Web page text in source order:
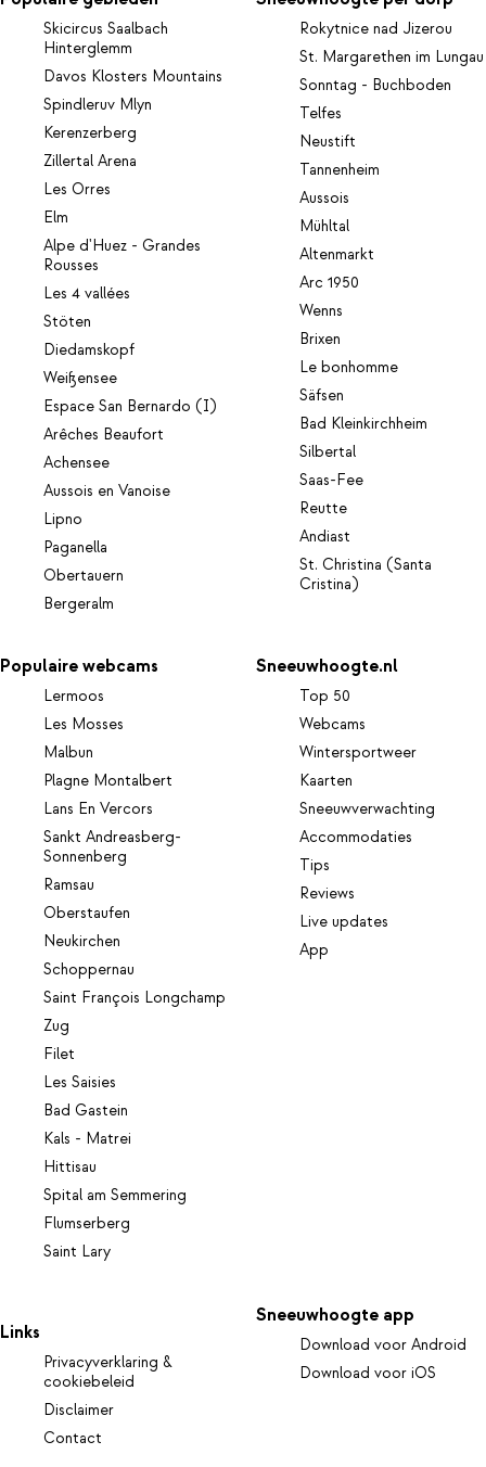
Skicircus Saalbach
Hinterglemm
Davos Klosters Mountains
Spindleruv Mlyn
Kerenzerberg
Zillertal Arena
Les Orres
Elm
Alpe d'Huez - Grandes
Rousses
Les 4 vallées
Stöten
Diedamskopf
Weißensee
Espace San Bernardo (I)
Arêches Beaufort
Achensee
Aussois en Vanoise
Lipno
Paganella
Obertauern
Bergeralm
Rokytnice nad Jizerou
St. Margarethen im Lungau
Sonntag - Buchboden
Telfes
Neustift
Tannenheim
Aussois
Mühltal
Altenmarkt
Arc 1950
Wenns
Brixen
Le bonhomme
Säfsen
Bad Kleinkirchheim
Silbertal
Saas-Fee
Reutte
Andiast
St. Christina (Santa
Cristina)
Populaire webcams
Lermoos
Les Mosses
Malbun
Plagne Montalbert
Lans En Vercors
Sankt Andreasberg-
Sonnenberg
Ramsau
Oberstaufen
Neukirchen
Schoppernau
Saint François Longchamp
Zug
Filet
Les Saisies
Bad Gastein
Kals - Matrei
Hittisau
Spital am Semmering
Flumserberg
Saint Lary
Sneeuwhoogte.nl
Top 50
Webcams
Wintersportweer
Kaarten
Sneeuwverwachting
Accommodaties
Tips
Reviews
Live updates
App
Links
Privacyverklaring &
cookiebeleid
Disclaimer
Contact
Sneeuwhoogte app
Download voor Android
Download voor iOS